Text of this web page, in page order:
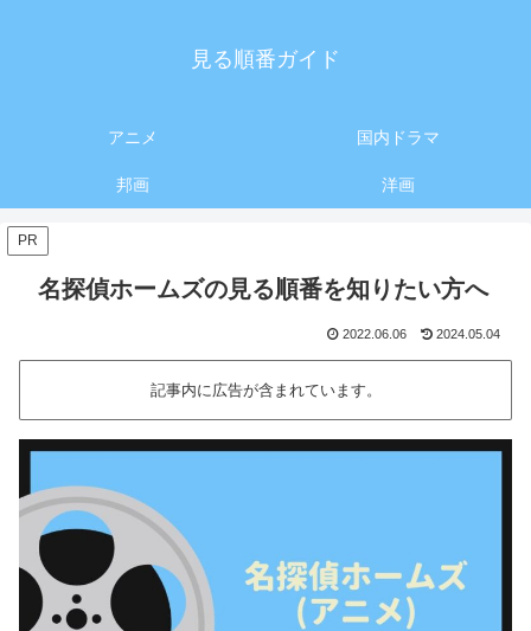
見る順番ガイド
アニメ 国内ドラマ
邦画 洋画
PR
名探偵ホームズの見る順番を知りたい方へ
2022.06.06 2024.05.04
記事内に広告が含まれています。